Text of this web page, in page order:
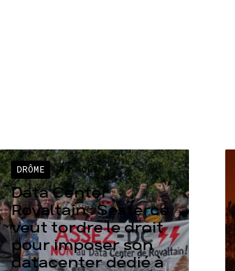
DRÔME 04 AOÛT
Data Center
Rovaltain : Sesterce
veut tordre le droit
pour imposer son
datacenter dédié à